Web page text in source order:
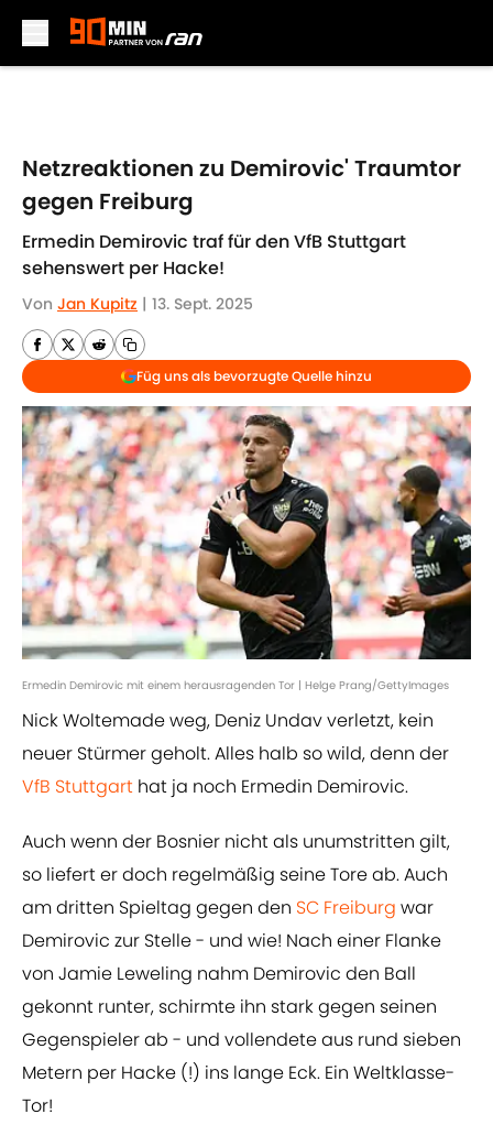
Netzreaktionen zu Demirovic' Traumtor
gegen Freiburg
Ermedin Demirovic traf für den VfB Stuttgart
sehenswert per Hacke!
Von Jan Kupitz | 13. Sept. 2025
Füg uns als bevorzugte Quelle hinzu
Ermedin Demirovic mit einem herausragenden Tor | Helge Prang/GettyImages
Nick Woltemade weg, Deniz Undav verletzt, kein
neuer Stürmer geholt. Alles halb so wild, denn der
VfB Stuttgart hat ja noch Ermedin Demirovic.
Auch wenn der Bosnier nicht als unumstritten gilt,
so liefert er doch regelmäßig seine Tore ab. Auch
am dritten Spieltag gegen den SC Freiburg war
Demirovic zur Stelle - und wie! Nach einer Flanke
von Jamie Leweling nahm Demirovic den Ball
gekonnt runter, schirmte ihn stark gegen seinen
Gegenspieler ab - und vollendete aus rund sieben
Metern per Hacke (!) ins lange Eck. Ein Weltklasse-
Tor!